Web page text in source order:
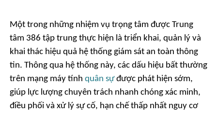
Một trong những nhiệm vụ trọng tâm được Trung
tâm 386 tập trung thực hiện là triển khai, quản lý và
khai thác hiệu quả hệ thống giám sát an toàn thông
tin. Thông qua hệ thống này, các dấu hiệu bất thường
trên mạng máy tính quân sựđược phát hiện sớm,
giúp lực lượng chuyên trách nhanh chóng xác minh,
điều phối và xử lý sự cố, hạn chế thấp nhất nguy cơ